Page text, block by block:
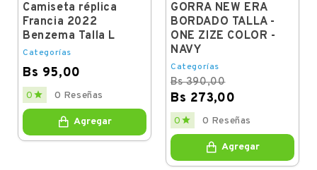
Camiseta réplica
Francia 2022
Benzema Talla L
Categorías
Bs 95,00
Price
0  0 Reseñas
Agregar
GORRA NEW ERA
BORDADO TALLA -
ONE ZIZE COLOR -
NAVY
Categorías
Bs 390,00
Bs 273,00
Regular
price
Price
0  0 Reseñas
Agregar